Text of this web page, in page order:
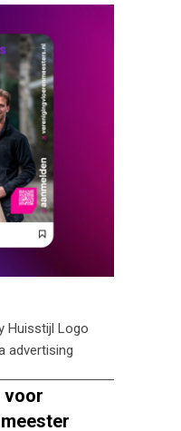
Huisstijl Logo
advertising
voor